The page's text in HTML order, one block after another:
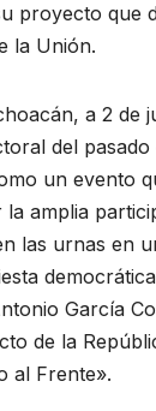
proyecto que
la Unión.
a 2 de
del
un evento
amplia
las urnas en
García
de la
al Frente».